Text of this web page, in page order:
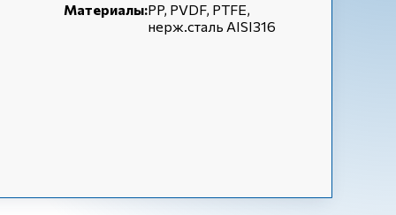
Материалы:PP, PVDF, PTFE,
нерж.сталь AISI316